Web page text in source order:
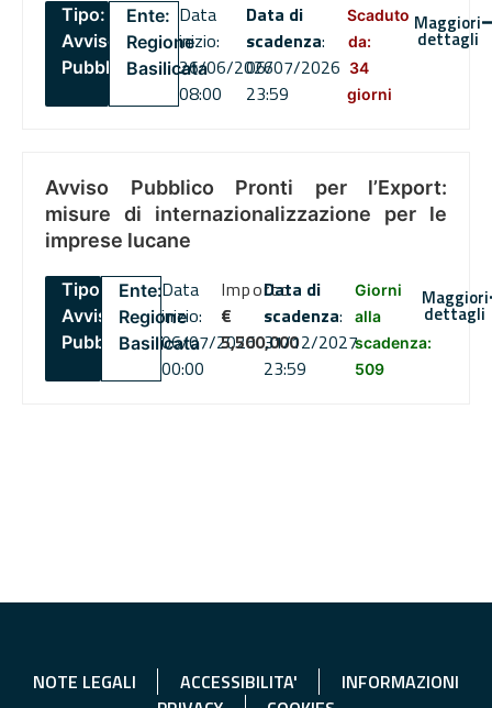
Tipo:
Avviso
Pubblico
Ente:
Regione
Basilicata
Data
inizio:
26/06/2026
08:00
Data di
scadenza:
06/07/2026
23:59
Scaduto
da:
34
giorni
Maggiori
dettagli
Avviso Pubblico Pronti per l’Export:
misure di internazionalizzazione per le
imprese lucane
Tipo:
Avviso
Pubblico
Ente:
Regione
Basilicata
Data
inizio:
06/07/2026
00:00
Importo
€
5,500,000
Data di
scadenza:
31/12/2027
23:59
Giorni
alla
scadenza:
509
Maggiori
dettagli
NOTE LEGALI ACCESSIBILITA'
INFORMAZIONI